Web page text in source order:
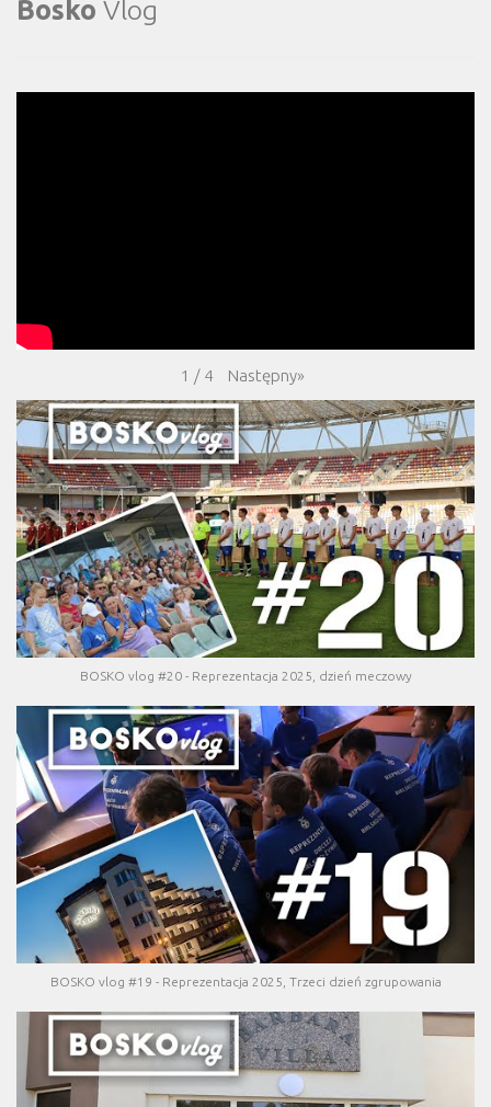
Bosko Vlog
1 / 4 Następny»
BOSKO vlog #20 - Reprezentacja 2025, dzień meczowy
BOSKO vlog #19 - Reprezentacja 2025, Trzeci dzień zgrupowania